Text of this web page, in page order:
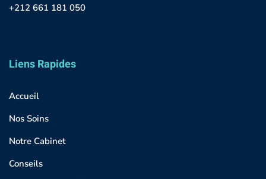
+212 661 181 050
Liens Rapides
Accueil
Nos Soins
Notre Cabinet
Conseils